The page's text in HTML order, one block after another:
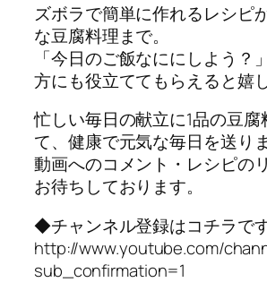
ズボラで簡単に作れるレシピ
な豆腐料理まで。
「今日のご飯なににしよう？
方にも役立ててもらえると嬉
忙しい毎日の献立に1品の豆腐
て、健康で元気な毎日を送り
動画へのコメント・レシピの
お待ちしております。
◆チャンネル登録はコチラで
http://www.youtube.com/
sub_confirmation=1